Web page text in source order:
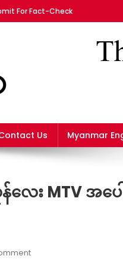
For Fact-Check
Us Myanmar
ေး MTV အပ
On